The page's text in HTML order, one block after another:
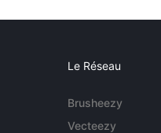
Le Réseau
Brusheezy
Vecteezy